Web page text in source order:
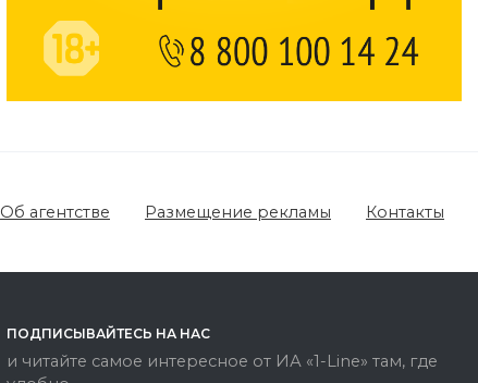
Об агентстве Размещение рекламы Контакты
ПОДПИСЫВАЙТЕСЬ НА НАС
и читайте самое интересное от ИА «1-Line» там, где